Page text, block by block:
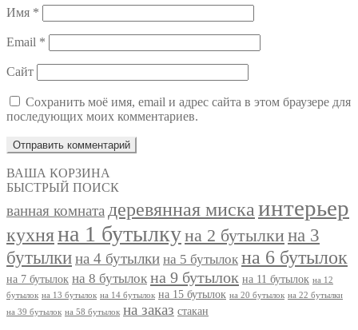
Имя *
Email *
Сайт
Сохранить моё имя, email и адрес сайта в этом браузере для
последующих моих комментариев.
ВАША КОРЗИНА
БЫСТРЫЙ ПОИСК
ванная комната деревянная миска интерьер
кухняна 1 бутылкуна 2 бутылки на 3
бутылкина 4 бутылки на 5 бутылок на 6 бутылок
на 7 бутылок на 8 бутылок на 9 бутылок на 11 бутылок на 12
бутылок на 13 бутылок на 14 бутылок на 15 бутылок на 20 бутылок на 22 бутылки
на 39 бутылок на 58 бутылок на заказ стакан